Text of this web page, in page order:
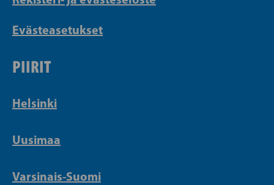
Evästeasetukset
PIIRIT
Helsinki
Uusimaa
Varsinais-Suomi